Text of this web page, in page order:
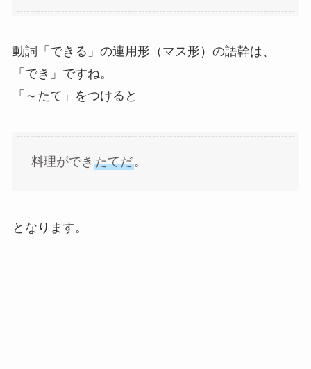
動詞「できる」の連用形（マス形）の語幹は、
「でき」ですね。
「～たて」をつけると
料理ができ たてだ。
となります。